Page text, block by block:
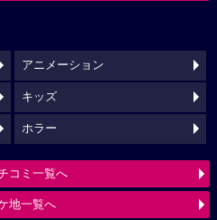
アニメーション
キッズ
ホラー
コミ一覧へ
地一覧へ